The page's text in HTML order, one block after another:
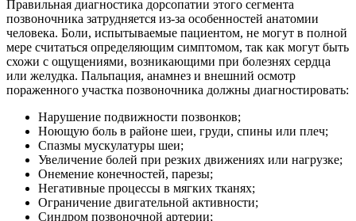
Правильная диагностика дорсопатии этого сегмента
позвоночника затрудняется из-за особенностей анатомии
человека. Боли, испытываемые пациентом, не могут в полной
мере считаться определяющим симптомом, так как могут быть
схожи с ощущениями, возникающими при болезнях сердца
или желудка. Пальпация, анамнез и внешний осмотр
пораженного участка позвоночника должны диагностировать:
Нарушение подвижности позвонков;
Ноющую боль в районе шеи, груди, спины или плеч;
Спазмы мускулатуры шеи;
Увеличение болей при резких движениях или нагрузке;
Онемение конечностей, парезы;
Негативные процессы в мягких тканях;
Ограничение двигательной активности;
Синдром позвоночной артерии;